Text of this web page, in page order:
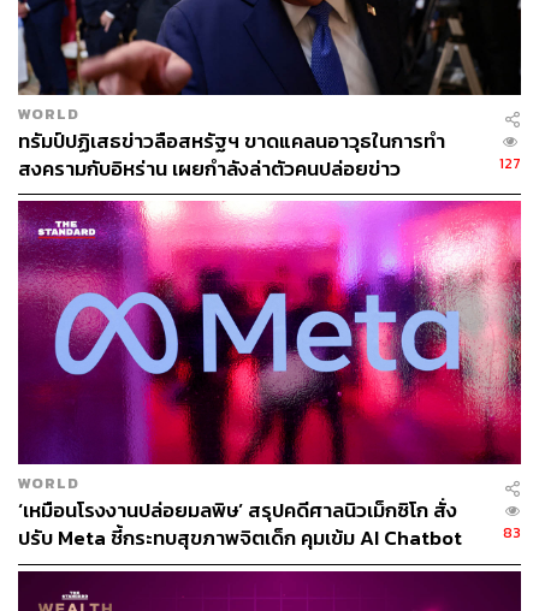
หุ้นที่ขึ้นรอบนี้ยังมีองค์ประกอบเพิ่มเติมนั่นก็คือ
1) ความเชื่อที่ว่าหุ้นทั้งหมดนั้น จะเป็นผู้ชนะและสามารถ
ครองตลาดเพราะพวกเขามีอำนาจผูกขาดหรือมี Moat หรือ
ป้อมปราการทางธุรกิจที่จะกันไม่ให้คู่แข่งเข้ามาแย่งชิงตลาด
ได้
2) หุ้นถูก ‘คอร์เนอร์’ โดยกลุ่มนักลงทุนขนาดใหญ่จำนวน
มาก นั่นก็คือ คนเข้ามาลงทุนโดยไม่ได้คิดถึงเรื่อง ‘พื้นฐาน’
ที่แท้จริงที่ต้องมองถึงกำไรและ ‘ราคาหุ้นที่เหมาะสม’ เช่น
กลุ่มกองทุนอิงดัชนีต่างๆ ซึ่งเป็นกลุ่มที่ใหญ่ที่สุดในโลก ที่ต้อง
ซื้อหุ้นตามสัดส่วนในดัชนีโดยไม่ต้องคำนึงถึงคุณค่า ดังนั้น
เมื่อหุ้นขึ้นก็ต้องซื้อเพิ่ม ทำให้หุ้นขึ้นไปอีก
นักลงทุนรายย่อยที่ในระยะหลังมีเพิ่มขึ้นมาก และตอนนี้
สามารถเข้ามาซื้อหุ้นเก็งกำไรได้ทั่วโลกด้วยเม็ดเงินแค่หมื่น
บาทผ่านแพลตฟอร์มที่แทบไม่ต้องเสียค่าคอมมิชชัน พวกเขา
ต่างก็เข้ามาซื้อหุ้นที่กำลังร้อนเหล่านี้เพื่อการเก็งกำไร
และสุดท้ายก็คือ การซื้อ-ขายหุ้นด้วยโปรแกรมซึ่งตอนนี้ก็ใช้
AI ในการวิเคราะห์และสั่งการ และเป็นระบบที่ใช้กันมากทั่ว
WORLD
ทรัมป์ปฏิเสธข่าวลือสหรัฐฯ ขาดแคลนอาวุธในการทำ
สงครามกับอิหร่าน เผยกำลังล่าตัวคนปล่อยข่าว
127
WORLD
‘เหมือนโรงงานปล่อยมลพิษ’ สรุปคดีศาลนิวเม็กซิโก สั่ง
ปรับ Meta ชี้กระทบสุขภาพจิตเด็ก คุมเข้ม AI Chatbot
83